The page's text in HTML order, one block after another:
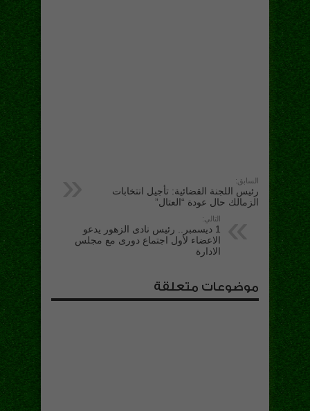
السابق:
رئيس اللجنة القضائية: تأجيل انتخابات
الزمالك حال عودة “العتال”
التالي:
1 ديسمبر.. رئيس نادى الزهور يدعو
الاعضاء لأول اجتماع دورى مع مجلس
الادارة
موضوعات متعلقة